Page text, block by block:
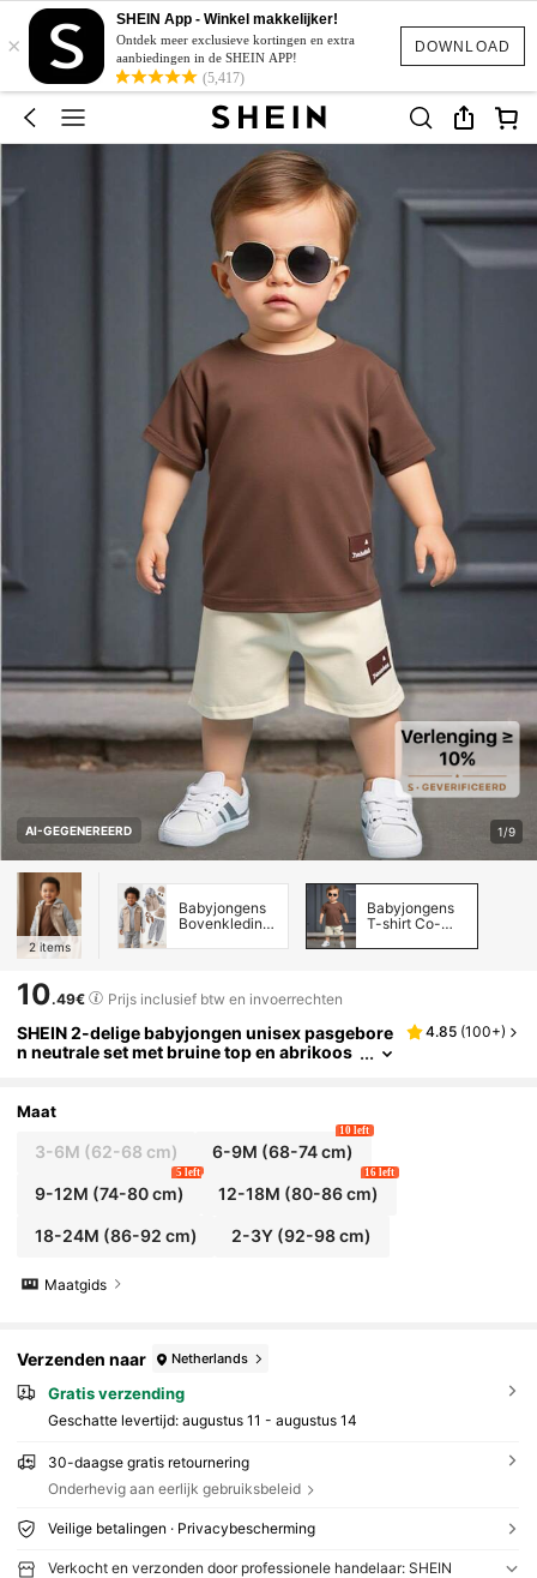
DOWNLOAD
×
SHEIN App - Winkel makkelijker!
Ontdek meer exclusieve kortingen en extra
aanbiedingen in de SHEIN APP!
(5,417)
AI-GEGENEREERD 1/9
2 items
Babyjongens
Bovenkleding
Babyjongens
T-shirt Co-
10.49€ Prijs inclusief btw en invoerrechten
SHEIN 2-delige babyjongen unisex pasgebore
n neutrale set met bruine top en abrikoos
g
4.85 (100+)
Maat
3-6M (62-68 cm) 6-9M (68-74 cm)
10 left
9-12M (74-80 cm)
5 left
12-18M (80-86 cm)
16 left
18-24M (86-92 cm) 2-3Y (92-98 cm)
Maatgids
Verzenden naar Netherlands
Gratis verzending
Geschatte levertijd: augustus 11 - augustus 14
30-daagse gratis retournering
Onderhevig aan eerlijk gebruiksbeleid
Veilige betalingen · Privacybescherming
Verkocht en verzonden door professionele handelaar: SHEIN